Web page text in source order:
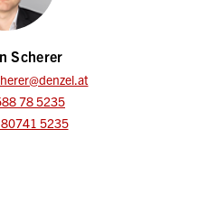
Scherer
78 5235
5235